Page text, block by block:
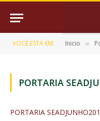
VOCÊ ESTÁ EM: Inicio »
PORTARIA
PORTARIA